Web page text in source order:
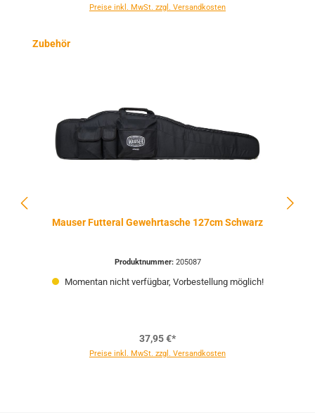
Preise inkl. MwSt. zzgl. Versandkosten
Produktgalerie überspringen
Zubehör
Mauser Futteral Gewehrtasche 127cm Schwarz
Produktnummer: 205087
Momentan nicht verfügbar, Vorbestellung möglich!
37,95 €*
Preise inkl. MwSt. zzgl. Versandkosten